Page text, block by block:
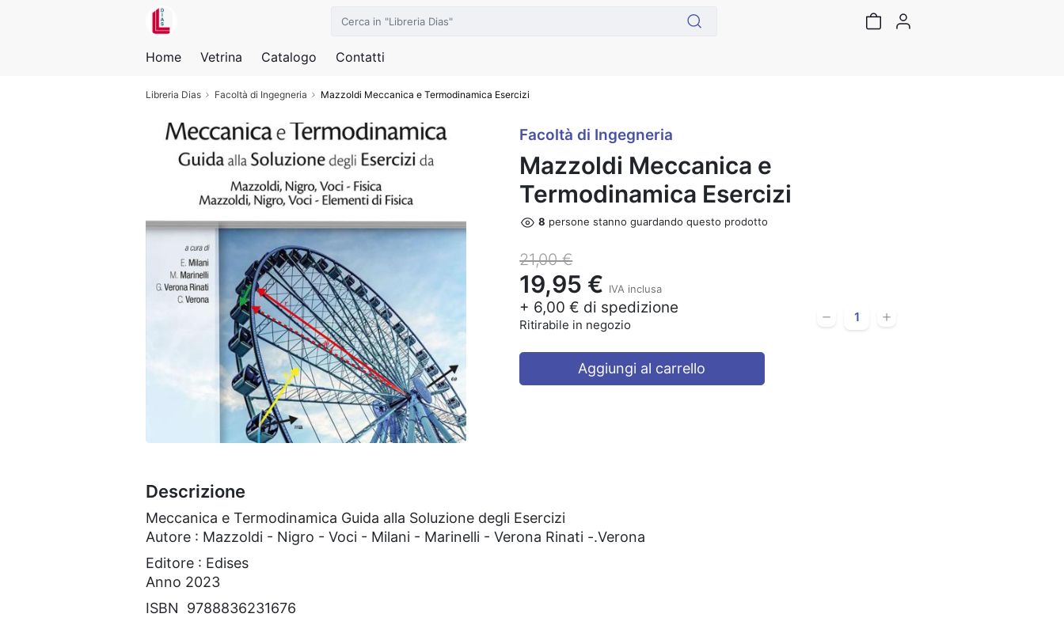
Home Vetrina Catalogo Contatti
Libreria Dias Facoltà di Ingegneria Mazzoldi Meccanica e Termodinamica Esercizi
Facoltà di Ingegneria
Mazzoldi Meccanica e
Termodinamica Esercizi
10 persone stanno guardando questo prodotto
21,00 €
19,95 € IVA inclusa
+ 6,00 € di spedizione
Ritirabile in negozio
Aggiungi al carrello
Descrizione
Meccanica e Termodinamica Guida alla Soluzione degli Esercizi
Autore : Mazzoldi - Nigro - Voci - Milani - Marinelli - Verona Rinati -.Verona
Editore : Edises
Anno 2023
ISBN ‎ 9788836231676